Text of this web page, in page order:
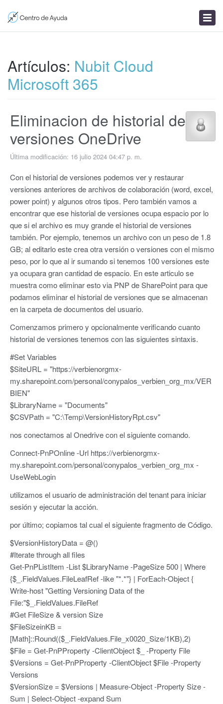
Enviar un ticket
Artículos: Nubit Cloud
Microsoft 365
Eliminacion de historial de
versiones OneDrive
Última modificación: 16 julio 2024 04:47 p. m.
Con el historial de versiones podemos ver y restaurar
versiones anteriores de archivos de colaboración (word, excel,
power point) y algunos otros tipos. Pero también vamos a
encontrar que ese historial de versiones ocupa espacio por lo
que si el archivo es muy grande el historial de versiones
también. Por ejemplo, tenemos un archivo con un peso de 1.8
GB; al editarlo este crea otra versión o versiones con el mismo
peso, por lo que al ir sumando si tenemos 100 versiones este
ya ocupara gran cantidad de espacio. En este articulo se
muestra como eliminar esto via PNP de SharePoint para que
podamos eliminar el historial de versiones que se almacenan
en la carpeta de documentos del usuario.
Comenzamos primero y opcionalmente verificando cuanto
historial de versiones tenemos con las siguientes sintaxis.
#Set Variables
$SiteURL = "https://verbienorgmx-
my.sharepoint.com/personal/conypalos_verbien_org_mx/VER
BIEN"
$LibraryName = "Documents"
$CSVPath = "C:\Temp\VersionHistoryRpt.csv"
nos conectamos al Onedrive con el siguiente comando.
Connect-PnPOnline -Url https://verbienorgmx-
my.sharepoint.com/personal/conypalos_verbien_org_mx -
UseWebLogin
utilizamos el usuario de administración del tenant para iniciar
sesión y ejecutar la acción.
por último; copiamos tal cual el siguiente fragmento de Código.
$VersionHistoryData = @()
#Iterate through all files
Get-PnPListItem -List $LibraryName -PageSize 500 | Where
{$_.FieldValues.FileLeafRef -like "*.*"} | ForEach-Object {
Write-host "Getting Versioning Data of the
File:"$_.FieldValues.FileRef
#Get FileSize & version Size
$FileSizeinKB =
[Math]::Round(($_.FieldValues.File_x0020_Size/1KB),2)
$File = Get-PnPProperty -ClientObject $_ -Property File
$Versions = Get-PnPProperty -ClientObject $File -Property
Versions
$VersionSize = $Versions | Measure-Object -Property Size -
Sum | Select-Object -expand Sum